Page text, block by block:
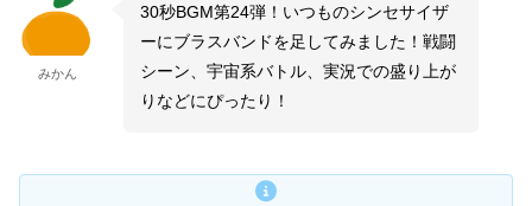
みかん
30秒BGM第24弾！いつものシンセサイザ
ーにブラスバンドを足してみました！戦闘
シーン、宇宙系バトル、実況での盛り上が
りなどにぴったり！